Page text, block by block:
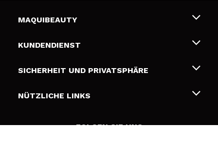
MAQUIBEAUTY
Über uns
Geschenkkarten
KUNDENDIENST
Liefer- und Versandkosten
Zahlung
SICHERHEIT UND PRIVATSPHÄRE
Bedingungen und Datenschutz
NÜTZLICHE LINKS
FOLGEN SIE UNS